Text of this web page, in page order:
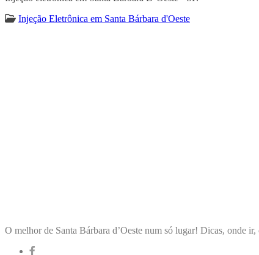
Injeção Eletrônica em Santa Bárbara d'Oeste
O melhor de Santa Bárbara d’Oeste num só lugar! Dicas, onde